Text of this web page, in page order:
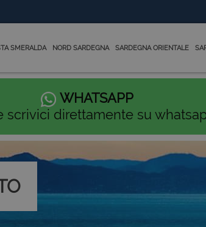
SMERALDA NORD SARDEGNA SARDEGNA ORIENTALE
WHATSAPP
scrivici direttamente su